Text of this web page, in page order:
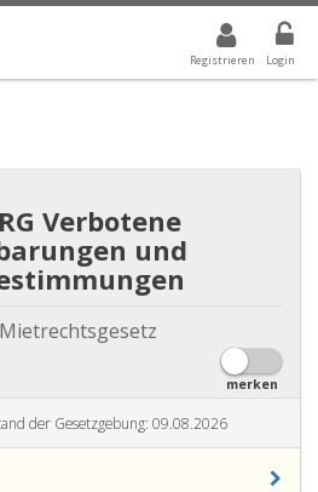
Registrieren Login
WERT IST ALLE
Verbotene
und
merken
der Gesetzgebung: 09.08.2026